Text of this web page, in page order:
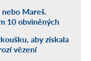
Mareš.
10 obviněných
aby získala
vězení